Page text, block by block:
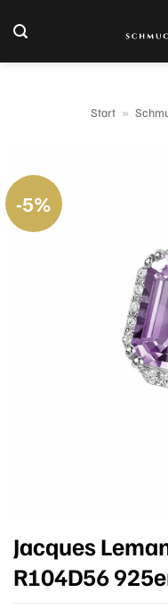
Inhalt
springen
Start »
-5%
Jacques
R104D56